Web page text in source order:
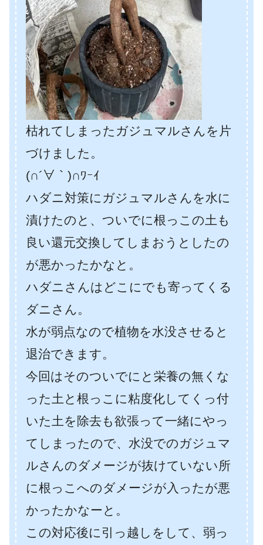
枯れてしまったガジュマルさんを片
づけました。
(∩´∀｀)∩ﾜｰｲ
ハダニ対策にガジュマルさんを水に
漬けたのと、ついでに根っこの土も
良い還元交換してしまおうとしたの
が悪かったかなと。
ハダニさんはどこにでも寄ってくる
ダニさん。
水が弱点なので植物を水没させると
退治できます。
今回はそのついでにと栄養の無くな
った土と根っこに粘度化してくっ付
いた土を除去も欲張って一緒にやっ
てしまったので、水没でのガジュマ
ルさんのダメージが抜けていない所
に根っこへのダメージが入ったが悪
かったかなーと。
この対応後に引っ越しをして、弱っ